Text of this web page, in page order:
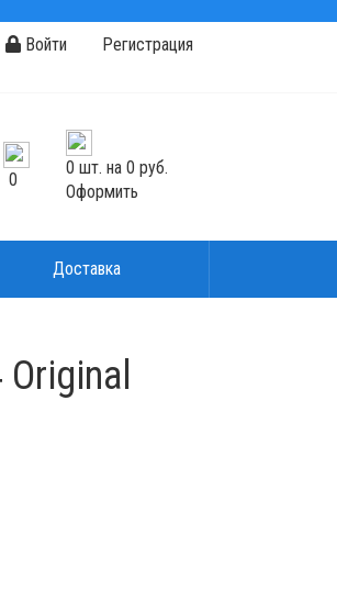
Войти Регистрация
0
0 шт. на 0 руб.
Оформить
Доставка